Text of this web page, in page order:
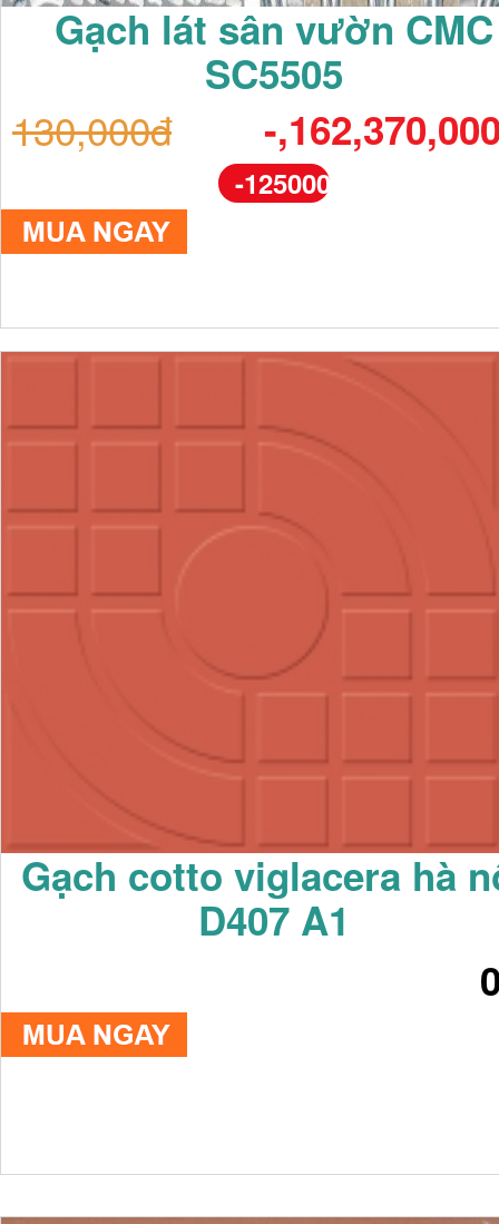
Gạch lát sân vườn CMC
SC5505
130,000đ
-
-125000%
Gạch cotto viglacera hà
D407 A1